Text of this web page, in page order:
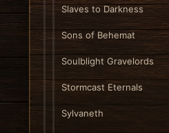
Slaves to Darkness
Sons of Behemat
Soulblight Gravelords
Stormcast Eternals
Sylvaneth